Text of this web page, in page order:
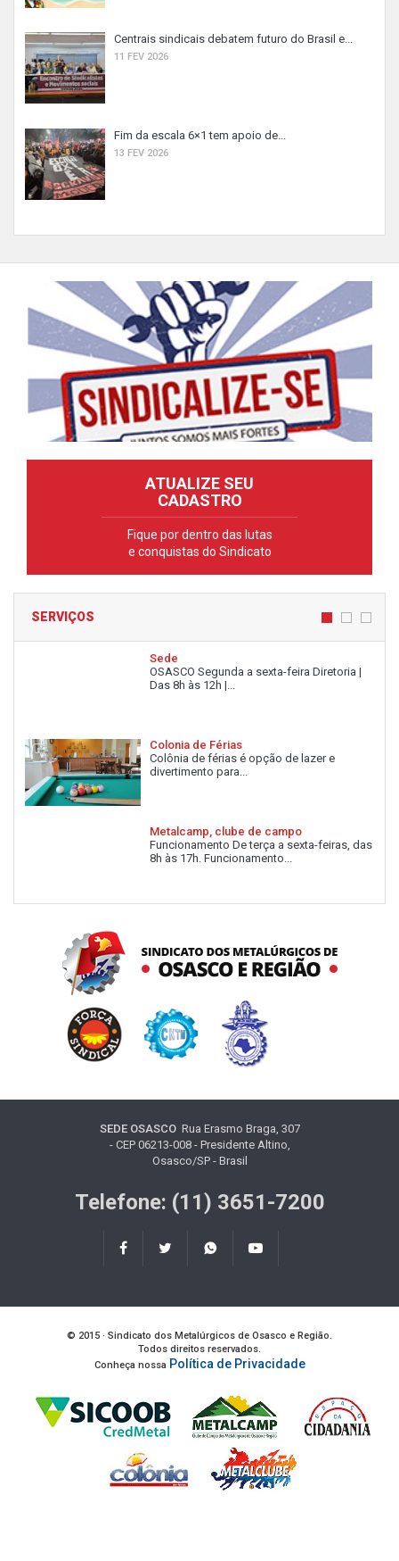
Centrais sindicais debatem futuro do Brasil e...
11 FEV 2026
Fim da escala 6×1 tem apoio de...
13 FEV 2026
ATUALIZE SEU
CADASTRO
Fique por dentro das lutas
e conquistas do Sindicato
SERVIÇOS
Sede
OSASCO Segunda a sexta-feira Diretoria |
Das 8h às 12h |...
Colonia de Férias
Colônia de férias é opção de lazer e
divertimento para...
Metalcamp, clube de campo
Funcionamento De terça a sexta-feiras, das
8h às 17h. Funcionamento...
SEDE OSASCORua Erasmo Braga, 307
- CEP 06213-008 - Presidente Altino,
Osasco/SP - Brasil
Telefone: (11) 3651-7200
© 2015 · Sindicato dos Metalúrgicos de Osasco e Região.
Todos direitos reservados.
Conheça nossa Política de Privacidade